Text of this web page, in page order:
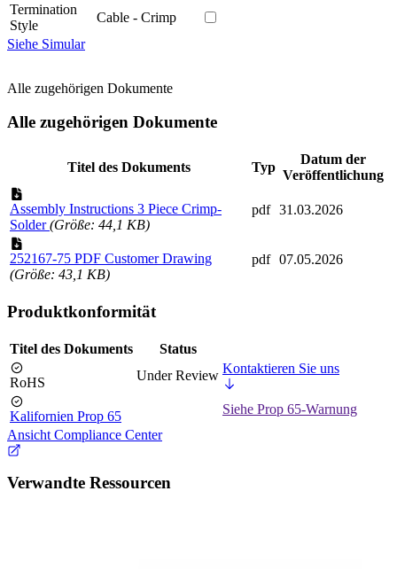
Termination
Style
Cable - Crimp
Siehe Simular
Alle zugehörigen Dokumente
Alle zugehörigen Dokumente
Titel des Dokuments Typ
Datum der
Veröffentlichung
Assembly Instructions 3 Piece Crimp-
Solder(Größe: 44,1 KB)
pdf 31.03.2026
252167-75 PDF Customer Drawing
(Größe: 43,1 KB)
pdf 07.05.2026
Produktkonformität
Titel des Dokuments Status
RoHS Under Review Kontaktieren Sie uns
Kalifornien Prop 65
Siehe Prop 65-Warnung
Ansicht Compliance Center
Verwandte Ressourcen